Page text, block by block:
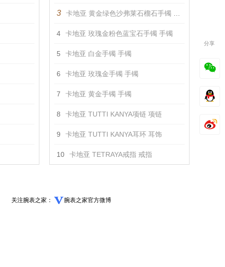
3 卡地亚 黄金绿色沙弗莱石榴石手镯 手镯
4 卡地亚 玫瑰金粉色蓝宝石手镯 手镯
5 卡地亚 白金手镯 手镯
6 卡地亚 玫瑰金手镯 手镯
7 卡地亚 黄金手镯 手镯
8 卡地亚 TUTTI KANYA项链 项链
9 卡地亚 TUTTI KANYA耳环 耳饰
10 卡地亚 TETRAYA戒指 戒指
关注腕表之家： 腕表之家官方微博
分享